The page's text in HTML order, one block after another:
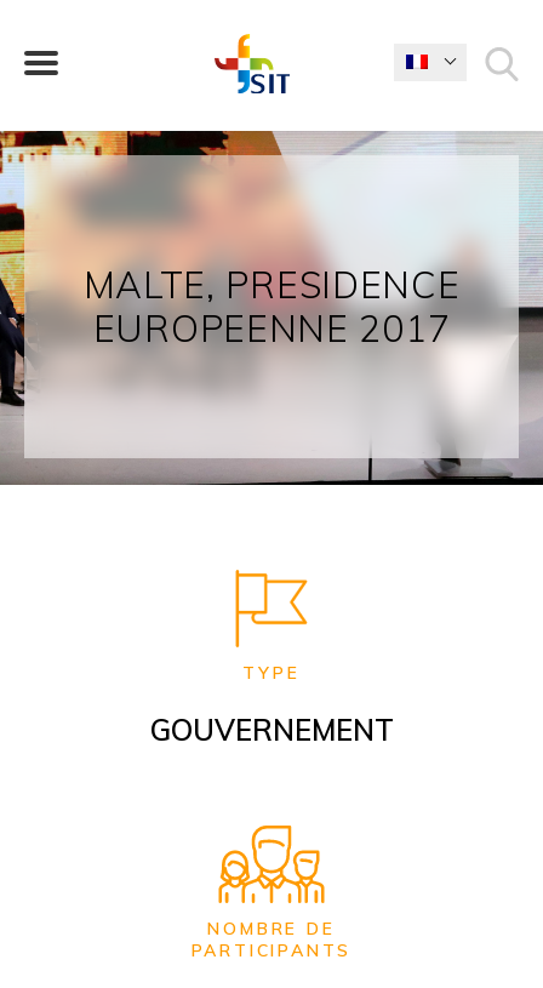
QUE CHERCHEZ-VOUS?
MALTE, PRESIDENCE
EUROPEENNE 2017
TYPE
GOUVERNEMENT
NOMBRE DE
PARTICIPANTS